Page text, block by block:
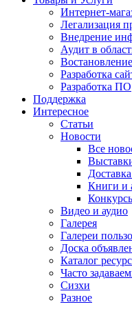
Интернет-
Легализация
Внедрение
Аудит в
Разработка
Разработка ПО
Поддержка
Интересное
Статьи
Новости
Все
Книги и
Видео и аудио
Галерея
Галереи
Доска
Каталог
Часто
Сизхи
Разное